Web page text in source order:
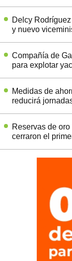
Delcy
y nuevo
Compañía de
para explotar
Medidas de
reducirá
Reservas de
cerraron el